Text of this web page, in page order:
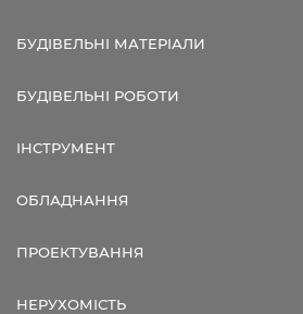
БУДІВЕЛЬНІ МАТЕРІАЛИ
БУДІВЕЛЬНІ РОБОТИ
ІНСТРУМЕНТ
ОБЛАДНАННЯ
ПРОЕКТУВАННЯ
НЕРУХОМІСТЬ